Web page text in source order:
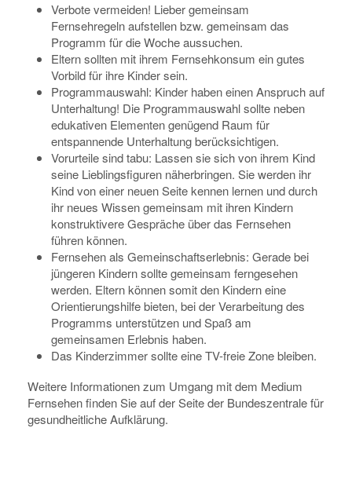
Verbote vermeiden! Lieber gemeinsam
Fernsehregeln aufstellen bzw. gemeinsam das
Programm für die Woche aussuchen.
Eltern sollten mit ihrem Fernsehkonsum ein gutes
Vorbild für ihre Kinder sein.
Programmauswahl: Kinder haben einen Anspruch auf
Unterhaltung! Die Programmauswahl sollte neben
edukativen Elementen genügend Raum für
entspannende Unterhaltung berücksichtigen.
Vorurteile sind tabu: Lassen sie sich von ihrem Kind
seine Lieblingsfiguren näherbringen. Sie werden ihr
Kind von einer neuen Seite kennen lernen und durch
ihr neues Wissen gemeinsam mit ihren Kindern
konstruktivere Gespräche über das Fernsehen
führen können.
Fernsehen als Gemeinschaftserlebnis: Gerade bei
jüngeren Kindern sollte gemeinsam ferngesehen
werden. Eltern können somit den Kindern eine
Orientierungshilfe bieten, bei der Verarbeitung des
Programms unterstützen und Spaß am
gemeinsamen Erlebnis haben.
Das Kinderzimmer sollte eine TV-freie Zone bleiben.
Weitere Informationen zum Umgang mit dem Medium
Fernsehen finden Sie auf der Seite der Bundeszentrale für
gesundheitliche Aufklärung.